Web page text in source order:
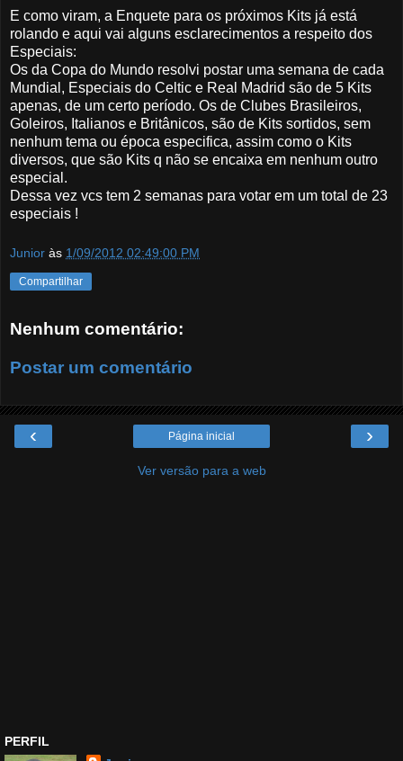
E como viram, a Enquete para os próximos Kits já está
rolando e aqui vai alguns esclarecimentos a respeito dos
Especiais:
Os da Copa do Mundo resolvi postar uma semana de cada
Mundial, Especiais do Celtic e Real Madrid são de 5 Kits
apenas, de um certo período. Os de Clubes Brasileiros,
Goleiros, Italianos e Britânicos, são de Kits sortidos, sem
nenhum tema ou época especifica, assim como o Kits
diversos, que são Kits q não se encaixa em nenhum outro
especial.
Dessa vez vcs tem 2 semanas para votar em um total de 23
especiais !
Junior às 1/09/2012 02:49:00 PM
Compartilhar
Nenhum comentário:
Postar um comentário
‹ ›
Página inicial
Ver versão para a web
PERFIL